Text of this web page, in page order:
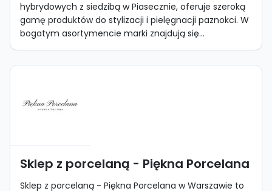
hybrydowych z siedzibą w Piasecznie, oferuje szeroką
gamę produktów do stylizacji i pielęgnacji paznokci. W
bogatym asortymencie marki znajdują się...
Sklep z porcelaną - Piękna Porcelana
Sklep z porcelaną - Piękna Porcelana w Warszawie to